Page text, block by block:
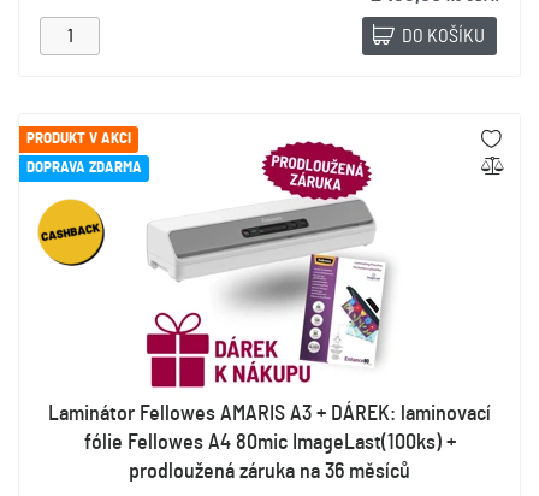
DO KOŠÍKU
PRODUKT V AKCI
DOPRAVA ZDARMA
Laminátor Fellowes AMARIS A3 + DÁREK: laminovací
fólie Fellowes A4 80mic ImageLast(100ks) +
prodloužená záruka na 36 měsíců